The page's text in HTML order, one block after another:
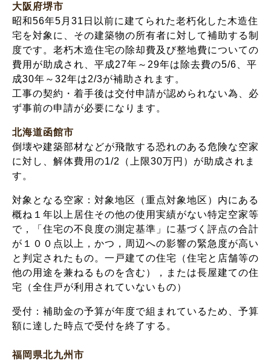
大阪府堺市
昭和56年5月31日以前に建てられた老朽化した木造住
宅を対象に、その建築物の所有者に対して補助する制
度です。老朽木造住宅の除却費及び整地費についての
費用が助成され、平成27年～29年は除去費の5/6、平
成30年～32年は2/3が補助されます。
工事の契約・着手後は交付申請が認められない為、必
ず事前の申請が必要になります。
北海道函館市
倒壊や建築部材などが飛散する恐れのある危険な空家
に対し、解体費用の1/2（上限30万円）が助成されま
す。
対象となる空家：対象地区（重点対象地区）内にある
概ね１年以上居住その他の使用実績がない特定空家等
で，「住宅の不良度の測定基準」に基づく評点の合計
が１００点以上，かつ，周辺への影響の緊急度が高い
と判定されたもの。一戸建ての住宅（住宅と店舗等の
他の用途を兼ねるものを含む），または長屋建ての住
宅（全住戸が利用されていないもの）
受付：補助金の予算が年度で組まれているため、予算
額に達した時点で受付を終了する。
福岡県北九州市